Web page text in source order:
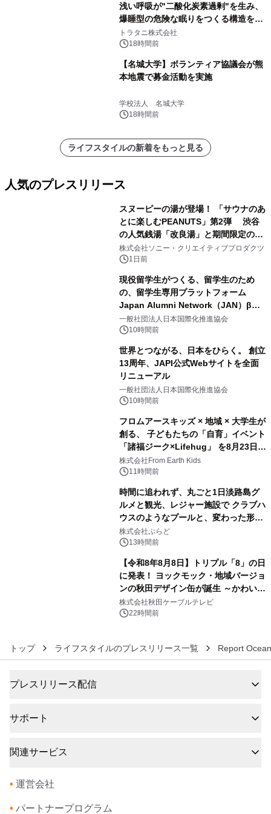
浅い呼吸が"二酸化炭素過剰"を生み、
爆睡型の危険な眠りをつくる構造を解
説
トラタニ株式会社
18時間前
【名城大学】ボランティア協議会が熊
本地震で募金活動を実施
学校法人 名城大学
18時間前
ライフスタイルの新着をもっと見る
人気のプレスリリース
スヌーピーの湯が登場！ 「サウナのあ
とに楽しむPEANUTS」第2弾 渋谷
の人気銭湯「改良湯」と期間限定のコ
ラボレーション サウナイキタイコラ
ボグッズも発売決定！
株式会社ソニー・クリエイティブプロダクツ
1日前
現役留学生がつくる、留学生のため
の、留学生専用プラットフォーム
Japan Alumni Network（JAN）β版
をリリース
一般社団法人日本国際化推進協会
10時間前
世界とつながる、日本をひらく。 創立
13周年、JAPI公式Webサイトを全面
リニューアル
一般社団法人日本国際化推進協会
10時間前
フロムアースキッズ × 地域 × 大学生が
創る、 子どもたちの「自育」イベント
「諸福ジーク×Lifehug」 を8月23日
(日)開催
株式会社From Earth Kids
11時間前
時間に追われず、丸ごと1日淡路島グ
ルメと観光、レジャー施設で クラブハ
ウスのようなプールと、変わった形の
サウナも 「THE BOXY AWAJI」のお
得な素泊まり連泊プランで
株式会社ぷらど
13時間前
【令和8年8月8日】トリプル「8」の日
に発表！ ヨックモック・地域バージョ
ンの秋田デザイン缶が誕生 ～かわいい
秋田犬の子犬と秋田の四季と名所を巡
るパッケージ～ 9月1日(火)秋田県内で
株式会社秋田ケーブルテレビ
22時間前
トップ ライフスタイルのプレスリリース一覧 Report
プレスリリース配信
サポート
関連サービス
• 運営会社
• パートナープログラム